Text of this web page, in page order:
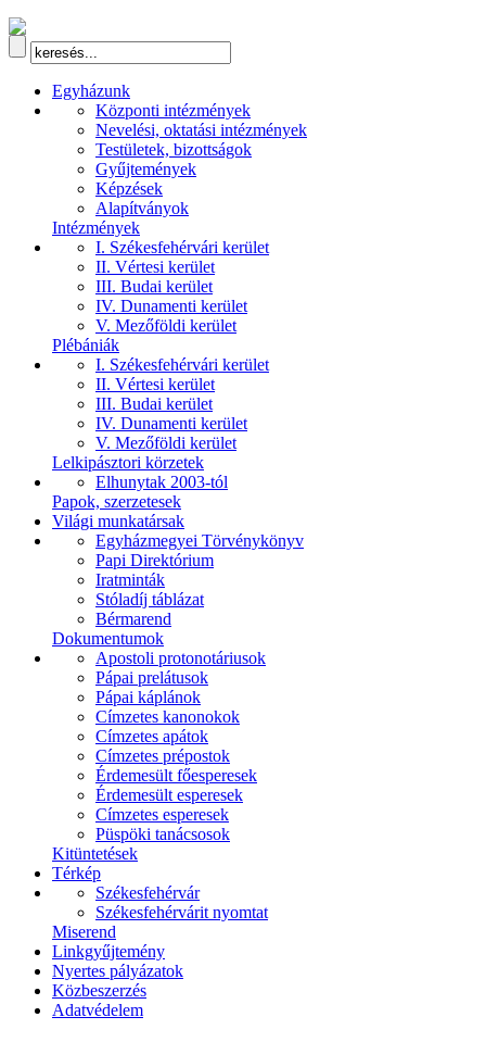
Egyházunk
Központi intézmények
Nevelési, oktatási intézmények
Testületek, bizottságok
Gyűjtemények
Képzések
Alapítványok
Intézmények
I. Székesfehérvári kerület
II. Vértesi kerület
III. Budai kerület
IV. Dunamenti kerület
V. Mezőföldi kerület
Plébániák
I. Székesfehérvári kerület
II. Vértesi kerület
III. Budai kerület
IV. Dunamenti kerület
V. Mezőföldi kerület
Lelkipásztori körzetek
Elhunytak 2003-tól
Papok, szerzetesek
Világi munkatársak
Egyházmegyei Törvénykönyv
Papi Direktórium
Iratminták
Stóladíj táblázat
Bérmarend
Dokumentumok
Apostoli protonotáriusok
Pápai prelátusok
Pápai káplánok
Címzetes kanonokok
Címzetes apátok
Címzetes prépostok
Érdemesült főesperesek
Érdemesült esperesek
Címzetes esperesek
Püspöki tanácsosok
Kitüntetések
Térkép
Székesfehérvár
Székesfehérvárit nyomtat
Miserend
Linkgyűjtemény
Nyertes pályázatok
Közbeszerzés
Adatvédelem